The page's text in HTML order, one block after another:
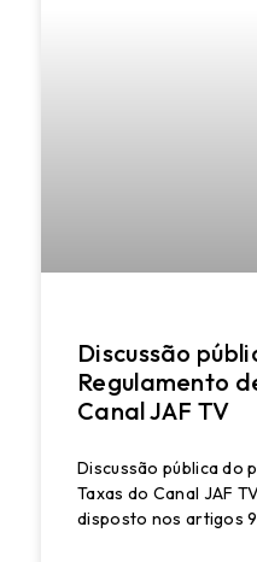
Discussão
Regulamento
Canal JAF TV
Discussão pública do
Taxas do Canal JAF
disposto nos artigos